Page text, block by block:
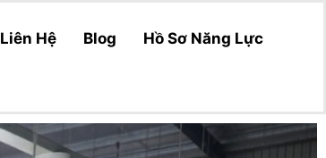
Liên Hệ Blog Hồ Sơ Năng Lực